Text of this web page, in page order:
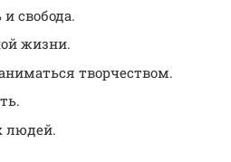
свобода.
жизни.
творчеством.
людей.